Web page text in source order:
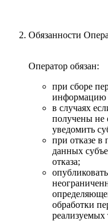
Обязанности
Оператор обязан:
при сборе
информацию
в случаях
получены не
уведомить
при отказе в
данных
отказа;
обработки
реализуемых